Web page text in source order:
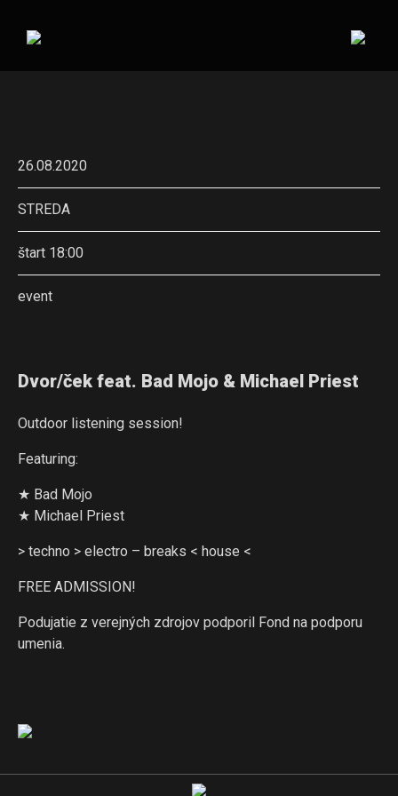
26.08.2020
STREDA
štart 18:00
event
Dvor/ček feat. Bad Mojo & Michael Priest
Outdoor listening session!
Featuring:
★ Bad Mojo
★ Michael Priest
> techno > electro – breaks < house <
FREE ADMISSION!
Podujatie z verejných zdrojov podporil Fond na podporu
umenia.